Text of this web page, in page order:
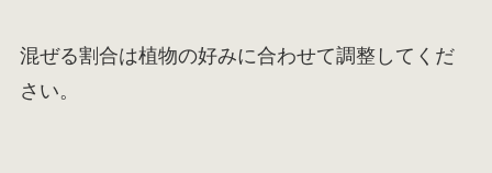
混ぜる割合は植物の好みに合わせて調整してくだ
さい。